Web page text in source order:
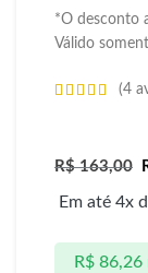
*O desconto
Válido
(4
R$163,00
Em até 4x
R$86,26